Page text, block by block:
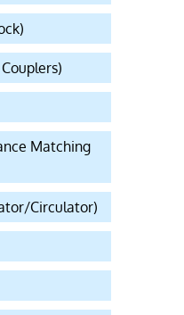
Matching
Circulator)